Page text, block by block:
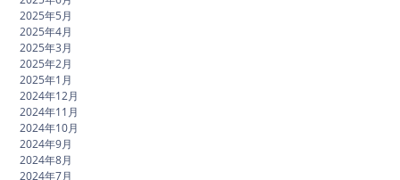
2025年5月
2025年4月
2025年3月
2025年2月
2025年1月
2024年12月
2024年11月
2024年10月
2024年9月
2024年8月
2024年7月